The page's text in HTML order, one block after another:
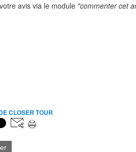
avis via le module "commenter cet
CLOSER TOUR